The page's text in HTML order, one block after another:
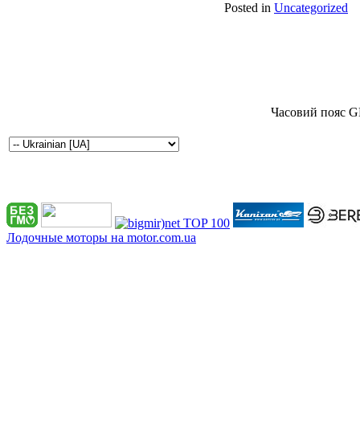
Posted in Uncategorized
Часовий пояс
Лодочные моторы на motor.com.ua